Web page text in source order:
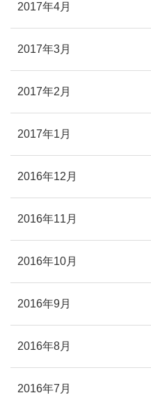
2017年4月
2017年3月
2017年2月
2017年1月
2016年12月
2016年11月
2016年10月
2016年9月
2016年8月
2016年7月